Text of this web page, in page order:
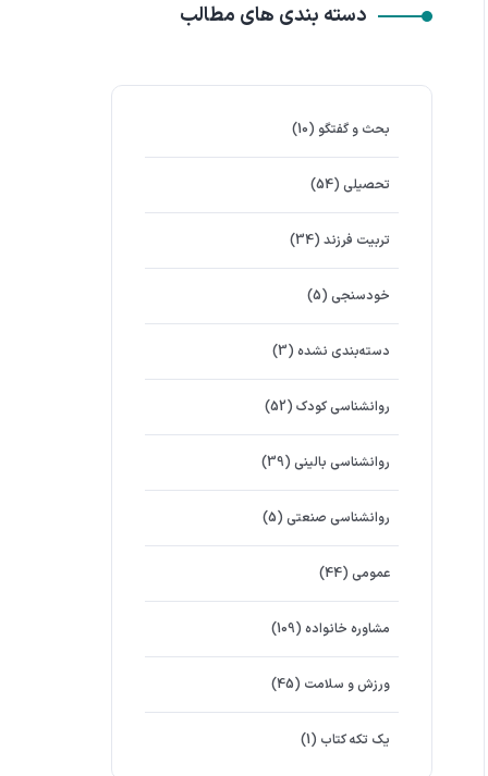
دسته بندی های مطالب
بحث و گفتگو (10)
تحصیلی (54)
تربیت فرزند (34)
خودسنجی (5)
دسته‌بندی نشده (3)
روانشناسي كودك (52)
روانشناسی بالینی (39)
روانشناسی صنعتی (5)
عمومی (44)
مشاوره خانواده (109)
ورزش و سلامت (45)
یک تکه کتاب (1)